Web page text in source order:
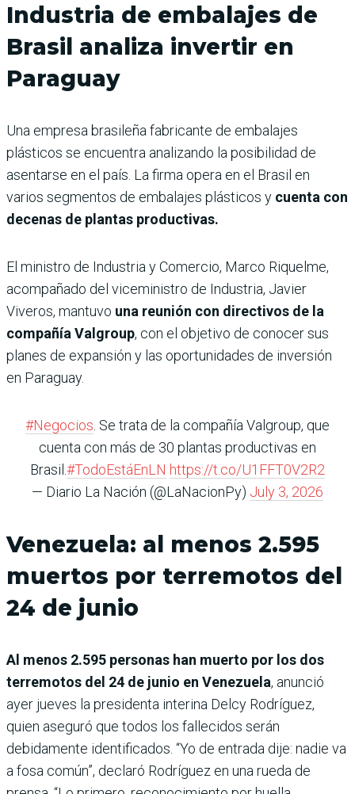
Industria de embalajes de
Brasil analiza invertir en
Paraguay
Una empresa brasileña fabricante de embalajes
plásticos se encuentra analizando la posibilidad de
asentarse en el país. La firma opera en el Brasil en
varios segmentos de embalajes plásticos y cuenta con
decenas de plantas productivas.
El ministro de Industria y Comercio, Marco Riquelme,
acompañado del viceministro de Industria, Javier
Viveros, mantuvo una reunión con directivos de la
compañía Valgroup, con el objetivo de conocer sus
planes de expansión y las oportunidades de inversión
en Paraguay.
#Negocios . Se trata de la compañía Valgroup, que
cuenta con más de 30 plantas productivas en
Brasil.#TodoEstáEnLN https://t.co/U1FFT0V2R2
— Diario La Nación (@LaNacionPy) July 3, 2026
Venezuela: al menos 2.595
muertos por terremotos del
24 de junio
Al menos 2.595 personas han muerto por los dos
terremotos del 24 de junio en Venezuela, anunció
ayer jueves la presidenta interina Delcy Rodríguez,
quien aseguró que todos los fallecidos serán
debidamente identificados. “Yo de entrada dije: nadie va
a fosa común”, declaró Rodríguez en una rueda de